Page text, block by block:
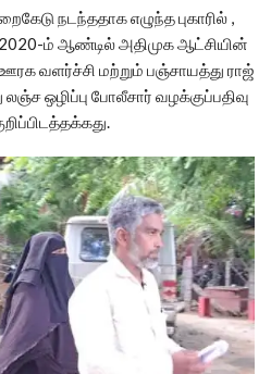
நடந்ததாக எழுந்த புகாரில் ,
ம் ஆண்டில் அதிமுக ஆட்சியின்
வளர்ச்சி மற்றும் பஞ்சாயத்து ராஜ்
ஒழிப்பு போலீசார் வழக்குப்பதிவு